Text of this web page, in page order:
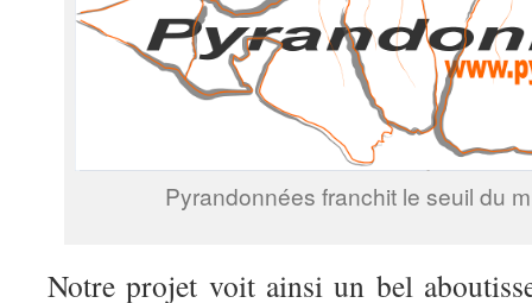
Pyrandonnées franchit le seuil du
Notre projet voit ainsi un bel